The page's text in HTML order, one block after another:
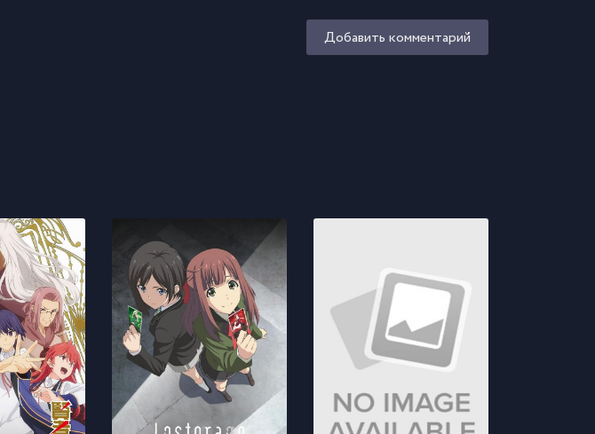
Добавить комментарий